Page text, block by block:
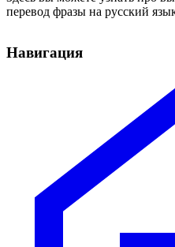
перевод фразы на русский
Навигация